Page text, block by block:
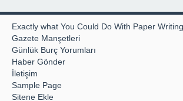
Exactly what You Could Do With Paper
Gazete Manşetleri
Günlük Burç Yorumları
Haber Gönder
İletişim
Sample Page
Sitene Ekle